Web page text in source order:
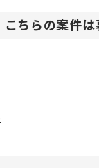
こちらの案件